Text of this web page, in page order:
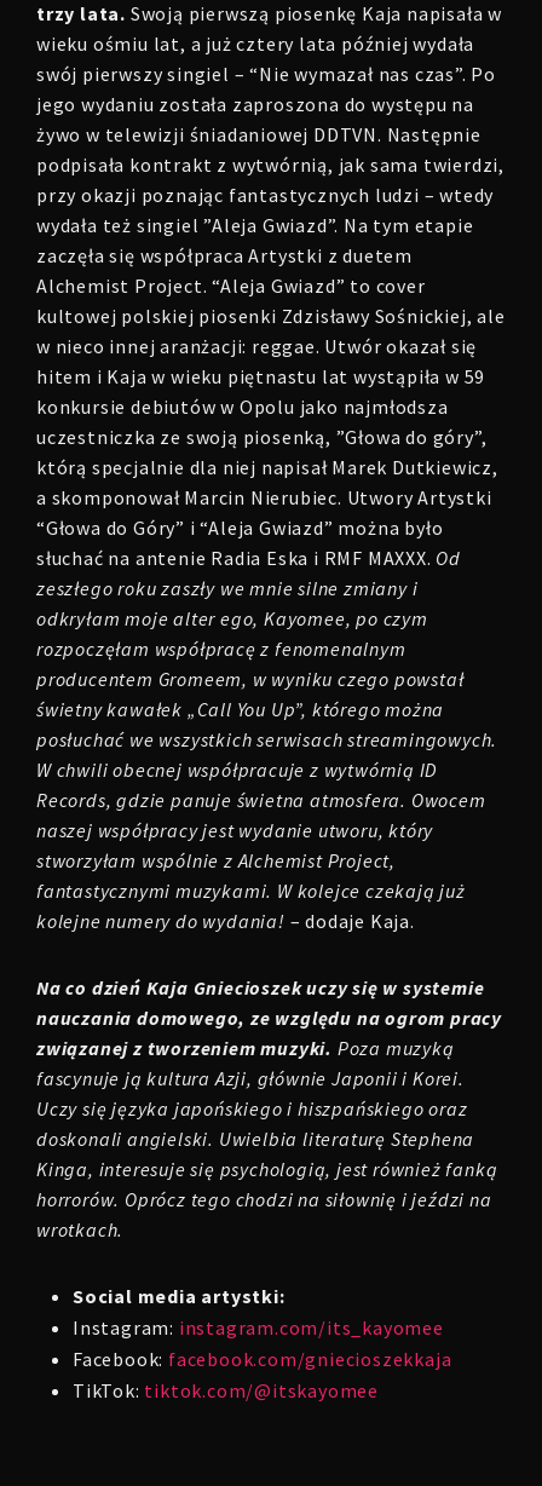
trzy lata. Swoją pierwszą piosenkę Kaja napisała w
wieku ośmiu lat, a już cztery lata później wydała
swój pierwszy singiel – “Nie wymazał nas czas”. Po
jego wydaniu została zaproszona do występu na
żywo w telewizji śniadaniowej DDTVN. Następnie
podpisała kontrakt z wytwórnią, jak sama twierdzi,
przy okazji poznając fantastycznych ludzi – wtedy
wydała też singiel ”Aleja Gwiazd”. Na tym etapie
zaczęła się współpraca Artystki z duetem
Alchemist Project. “Aleja Gwiazd” to cover
kultowej polskiej piosenki Zdzisławy Sośnickiej, ale
w nieco innej aranżacji: reggae. Utwór okazał się
hitem i Kaja w wieku piętnastu lat wystąpiła w 59
konkursie debiutów w Opolu jako najmłodsza
uczestniczka ze swoją piosenką, ”Głowa do góry”,
którą specjalnie dla niej napisał Marek Dutkiewicz,
a skomponował Marcin Nierubiec. Utwory Artystki
“Głowa do Góry” i “Aleja Gwiazd” można było
słuchać na antenie Radia Eska i RMF MAXXX. Od
zeszłego roku zaszły we mnie silne zmiany i
odkryłam moje alter ego, Kayomee, po czym
rozpoczęłam współpracę z fenomenalnym
producentem Gromeem, w wyniku czego powstał
świetny kawałek „Call You Up”, którego można
posłuchać we wszystkich serwisach streamingowych.
W chwili obecnej współpracuje z wytwórnią ID
Records, gdzie panuje świetna atmosfera. Owocem
naszej współpracy jest wydanie utworu, który
stworzyłam wspólnie z Alchemist Project,
fantastycznymi muzykami. W kolejce czekają już
kolejne numery do wydania! – dodaje Kaja.
Na co dzień Kaja Gniecioszek uczy się w systemie
nauczania domowego, ze względu na ogrom pracy
związanej z tworzeniem muzyki. Poza muzyką
fascynuje ją kultura Azji, głównie Japonii i Korei.
Uczy się języka japońskiego i hiszpańskiego oraz
doskonali angielski. Uwielbia literaturę Stephena
Kinga, interesuje się psychologią, jest również fanką
horrorów. Oprócz tego chodzi na siłownię i jeździ na
wrotkach.
Social media artystki:
Instagram: instagram.com/its_kayomee
Facebook: facebook.com/gniecioszekkaja
TikTok: tiktok.com/@itskayomee